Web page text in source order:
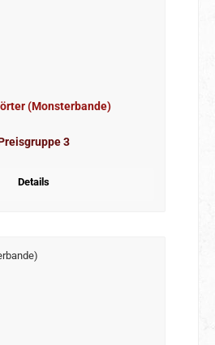
(Monsterbande)
3
Details